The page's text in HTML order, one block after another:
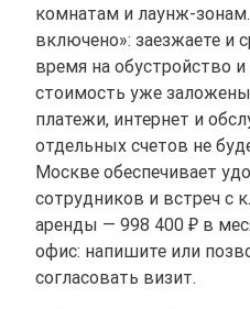
комнатам и лаунж-
включено»: заезжаете и
время на обустройство
стоимость уже
платежи, интернет и
отдельных счетов не
Москве обеспечивает
сотрудников и встреч с
аренды — 998 400 ₽ в
офис: напишите или
согласовать визит.